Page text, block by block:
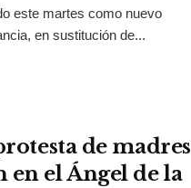
este martes como nuevo
en sustitución de...
de madres
en el Ángel de la